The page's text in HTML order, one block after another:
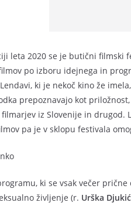
leta 2020 se je butični filmski
po izboru idejnega in
ki je nekoč kino že
prepoznavajo kot
iz Slovenije in
pa je v sklopu festivala
ki se vsak večer
življenje (r. Urška Djukić